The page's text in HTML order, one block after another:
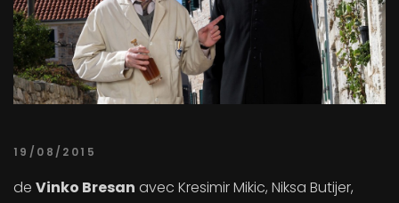
19/08/2015
de Vinko Bresan avec Kresimir Mikic, Niksa Butijer,